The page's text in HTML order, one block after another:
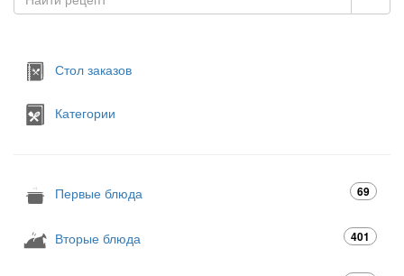
Стол заказов
Категории
Первые блюда 69
Вторые блюда 401